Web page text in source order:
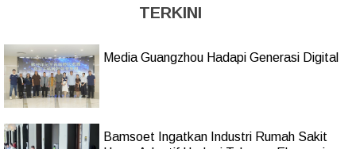
TERKINI
Media Guangzhou Hadapi Generasi Digital
Bamsoet Ingatkan Industri Rumah Sakit